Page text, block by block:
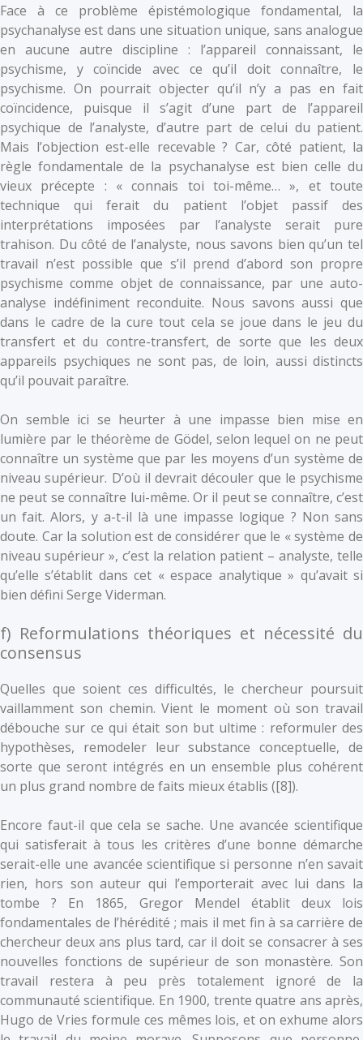
Face à ce problème épistémologique fondamental, la
psychanalyse est dans une situation unique, sans analogue
en aucune autre discipline : l’appareil connaissant, le
psychisme, y coïncide avec ce qu’il doit connaître, le
psychisme. On pourrait objecter qu’il n’y a pas en fait
coïncidence, puisque il s’agit d’une part de l’appareil
psychique de l’analyste, d’autre part de celui du patient.
Mais l’objection est-elle recevable ? Car, côté patient, la
règle fondamentale de la psychanalyse est bien celle du
vieux précepte : « connais toi toi-même… », et toute
technique qui ferait du patient l’objet passif des
interprétations imposées par l’analyste serait pure
trahison. Du côté de l’analyste, nous savons bien qu’un tel
travail n’est possible que s’il prend d’abord son propre
psychisme comme objet de connaissance, par une auto-
analyse indéfiniment reconduite. Nous savons aussi que
dans le cadre de la cure tout cela se joue dans le jeu du
transfert et du contre-transfert, de sorte que les deux
appareils psychiques ne sont pas, de loin, aussi distincts
qu’il pouvait paraître.
On semble ici se heurter à une impasse bien mise en
lumière par le théorème de Gödel, selon lequel on ne peut
connaître un système que par les moyens d’un système de
niveau supérieur. D’où il devrait découler que le psychisme
ne peut se connaître lui-même. Or il peut se connaître, c’est
un fait. Alors, y a-t-il là une impasse logique ? Non sans
doute. Car la solution est de considérer que le « système de
niveau supérieur », c’est la relation patient – analyste, telle
qu’elle s’établit dans cet « espace analytique » qu’avait si
bien défini Serge Viderman.
f) Reformulations théoriques et nécessité du
consensus
Quelles que soient ces difficultés, le chercheur poursuit
vaillamment son chemin. Vient le moment où son travail
débouche sur ce qui était son but ultime : reformuler des
hypothèses, remodeler leur substance conceptuelle, de
sorte que seront intégrés en un ensemble plus cohérent
un plus grand nombre de faits mieux établis ([8]).
Encore faut-il que cela se sache. Une avancée scientifique
qui satisferait à tous les critères d’une bonne démarche
serait-elle une avancée scientifique si personne n’en savait
rien, hors son auteur qui l’emporterait avec lui dans la
tombe ? En 1865, Gregor Mendel établit deux lois
fondamentales de l’hérédité ; mais il met fin à sa carrière de
chercheur deux ans plus tard, car il doit se consacrer à ses
nouvelles fonctions de supérieur de son monastère. Son
travail restera à peu près totalement ignoré de la
communauté scientifique. En 1900, trente quatre ans après,
Hugo de Vries formule ces mêmes lois, et on exhume alors